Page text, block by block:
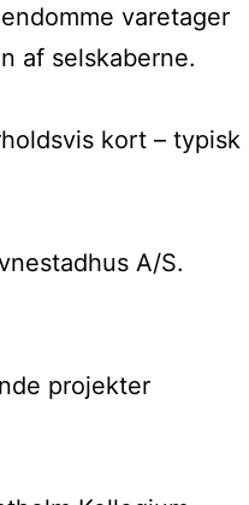
varetager
af selskaberne.
kort – typisk
A/S.
projekter